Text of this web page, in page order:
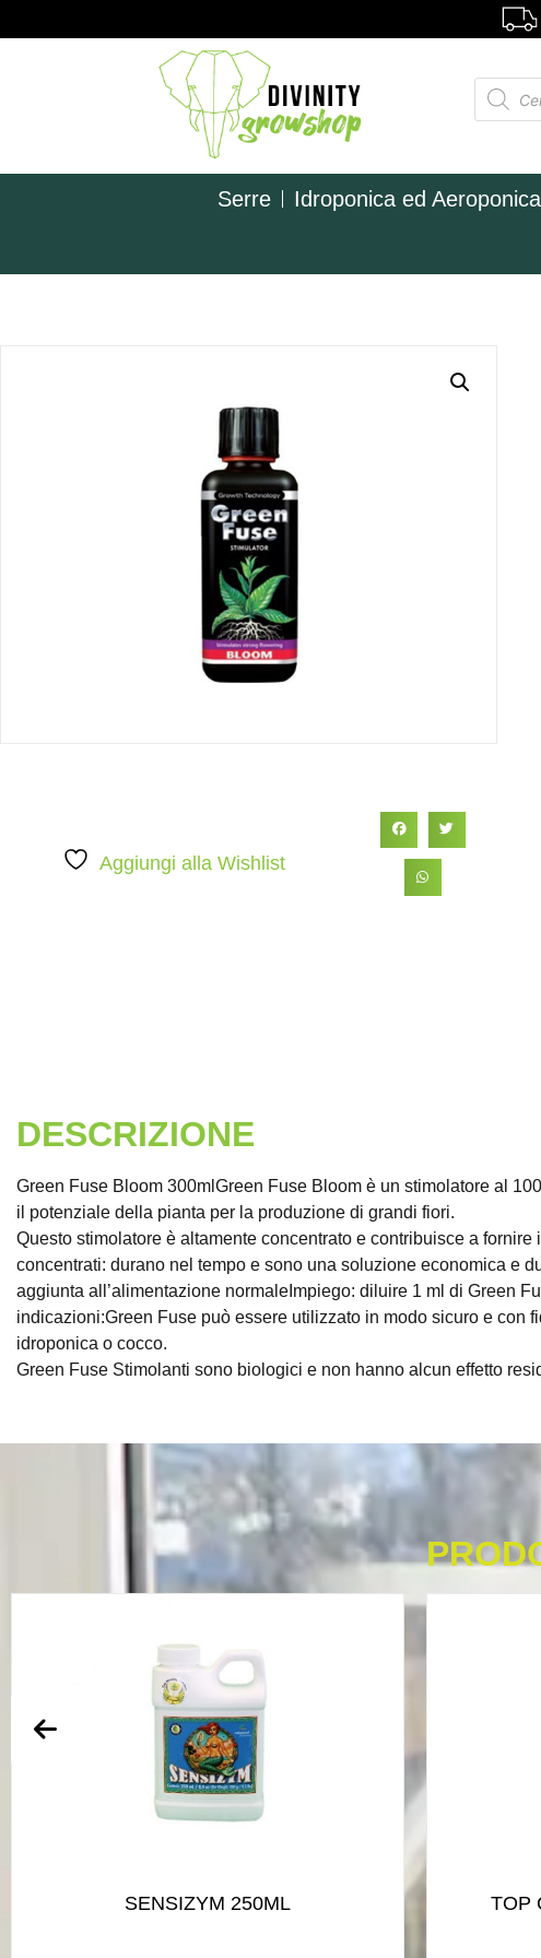
Serre Idroponica ed Aeroponica
Aggiungi alla Wishlist
DESCRIZIONE
Green Fuse Bloom 300mlGreen Fuse Bloom è un stimolatore al
il potenziale della pianta per la produzione di grandi fiori.
Questo stimolatore è altamente concentrato e contribuisce a
concentrati: durano nel tempo e sono una soluzione economica e
aggiunta all’alimentazione normaleImpiego: diluire 1 ml di Green
indicazioni:Green Fuse può essere utilizzato in modo sicuro e con
idroponica o cocco.
Green Fuse Stimolanti sono biologici e non hanno alcun effetto
SENSIZYM 250ML TOP